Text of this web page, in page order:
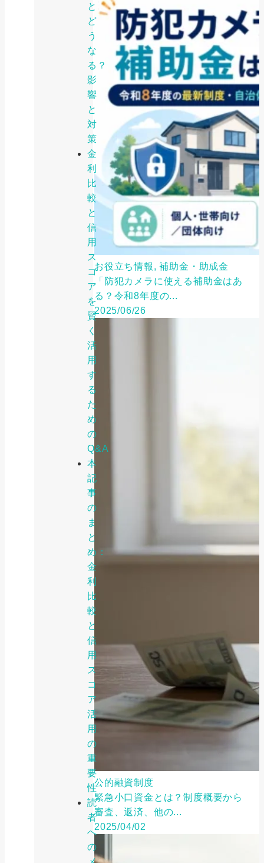
と
ど
う
な
る？
影
響
と
対
策
金
利
比
較
と
信
用
ス
コ
ア
を
賢
く
活
用
す
る
た
め
の
Q&A
本
記
事
の
ま
と
め：
金
利
比
較
と
信
用
ス
コ
ア
活
用
の
重
要
性
読
者
へ
の
お役立ち情報, 補助金・助成金
「防犯カメラに使える補助金はあ
る？令和8年度の...
2025/06/26
公的融資制度
緊急小口資金とは？制度概要から
審査、返済、他の...
2025/04/02